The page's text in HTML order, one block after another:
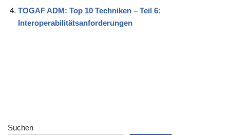
TOGAF ADM: Top 10 Techniken – Teil 6:
Interoperabilitätsanforderungen
Suchen